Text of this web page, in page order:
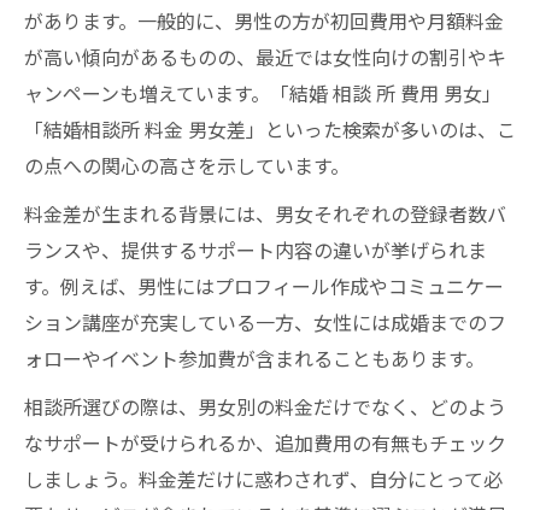
があります。一般的に、男性の方が初回費用や月額料金
が高い傾向があるものの、最近では女性向けの割引やキ
ャンペーンも増えています。「結婚 相談 所 費用 男女」
「結婚相談所 料金 男女差」といった検索が多いのは、こ
の点への関心の高さを示しています。
料金差が生まれる背景には、男女それぞれの登録者数バ
ランスや、提供するサポート内容の違いが挙げられま
す。例えば、男性にはプロフィール作成やコミュニケー
ション講座が充実している一方、女性には成婚までのフ
ォローやイベント参加費が含まれることもあります。
相談所選びの際は、男女別の料金だけでなく、どのよう
なサポートが受けられるか、追加費用の有無もチェック
しましょう。料金差だけに惑わされず、自分にとって必